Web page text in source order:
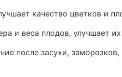
качество цветков и
и веса плодов, улучшает
после засухи,